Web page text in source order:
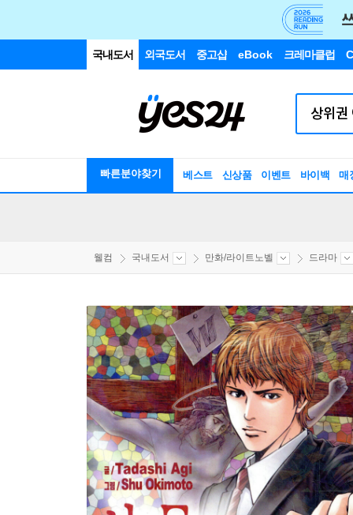
국내도서 외국도서 중고샵 eBook 크레마클럽
빠른분야찾기 베스트 신상품 이벤트 바이백 매
웰컴 국내도서 만화/라이트노벨 드라마